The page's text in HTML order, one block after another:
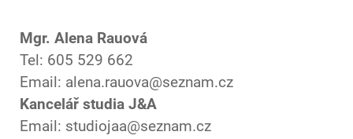
Mgr. Alena Rauová
Tel: 605 529 662
Email: alena.rauova@seznam.cz
Kancelář studia J&A
Email: studiojaa@seznam.cz